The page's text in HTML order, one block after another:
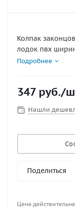
Колпак
лодок пвх
Подробнее
347 руб./
Нашли
Поделиться
Цена